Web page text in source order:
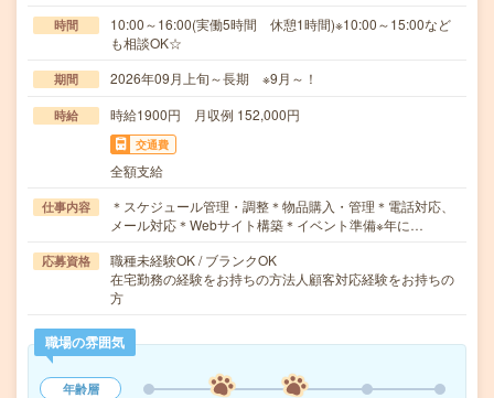
時間
10:00～16:00(実働5時間 休憩1時間)※10:00～15:00など
も相談OK☆
期間 2026年09月上旬～長期 ※9月～！
時給 時給1900円 月収例 152,000円
交通費
全額支給
仕事内容
＊スケジュール管理・調整＊物品購入・管理＊電話対応、
メール対応＊Webサイト構築＊イベント準備※年に…
応募資格
職種未経験OK / ブランクOK
在宅勤務の経験をお持ちの方法人顧客対応経験をお持ちの
方
職場の雰囲気
年齢層